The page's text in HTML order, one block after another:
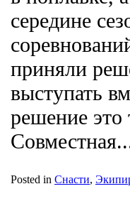
середине
приняли
выступать
решение это
Posted in Снасти,